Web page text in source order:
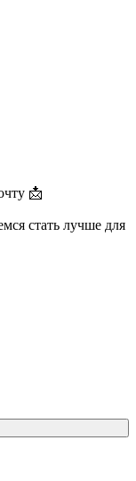
📩
стать лучше для